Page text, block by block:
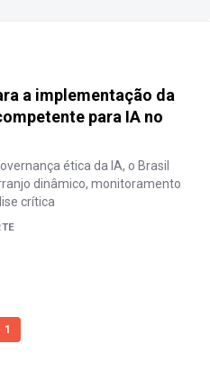
a implementação da
para IA no
ética da IA, o Brasil
dinâmico, monitoramento
crítica
1